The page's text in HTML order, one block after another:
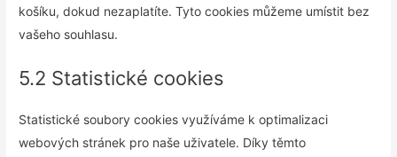
košíku, dokud nezaplatíte. Tyto cookies můžeme umístit bez
vašeho souhlasu.
5.2 Statistické cookies
Statistické soubory cookies využíváme k optimalizaci
webových stránek pro naše uživatele. Díky těmto